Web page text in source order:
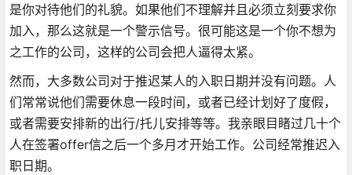
是你对待他们的礼貌。如果他们不理解并且必须立刻要求你
加入，那么这就是一个警示信号。很可能这是一个你不想为
之工作的公司，这样的公司会把人逼得太紧。
然而，大多数公司对于推迟某人的入职日期并没有问题。人
们常常说他们需要休息一段时间，或者已经计划好了度假，
或者需要安排新的出行/托儿安排等等。我亲眼目睹过几十个
人在签署offer信之后一个多月才开始工作。公司经常推迟入
职日期。